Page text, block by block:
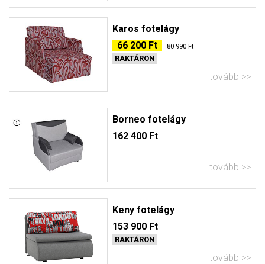
Karos fotelágy
66 200 Ft
80 990 Ft
RAKTÁRON
tovább
Borneo fotelágy
162 400 Ft
tovább
Keny fotelágy
153 900 Ft
RAKTÁRON
tovább